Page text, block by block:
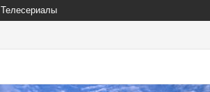
Телесериалы